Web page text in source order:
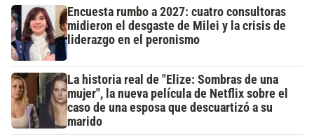
Encuesta rumbo a 2027: cuatro consultoras
midieron el desgaste de Milei y la crisis de
liderazgo en el peronismo
La historia real de "Elize: Sombras de una
mujer", la nueva película de Netflix sobre el
caso de una esposa que descuartizó a su
marido